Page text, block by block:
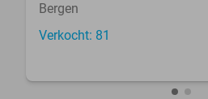
Bergen
Verkocht: 81